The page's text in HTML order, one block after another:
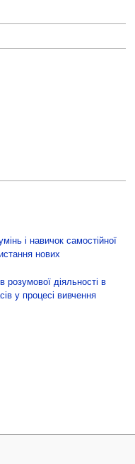
і навичок самостійної
нових
діяльності в
у процесі вивчення